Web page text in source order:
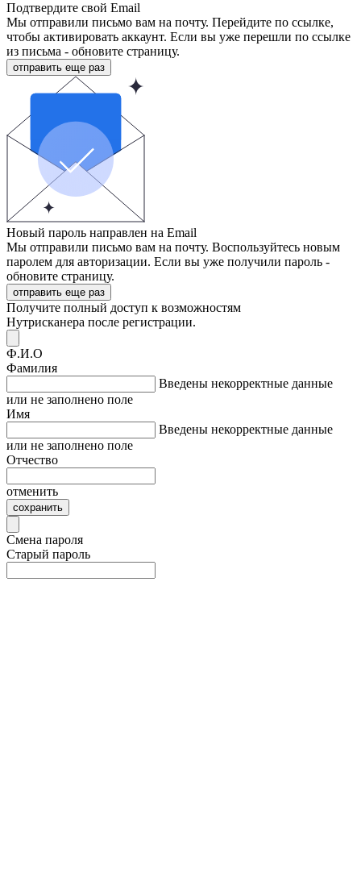
Подтвердите свой Email
Мы отправили письмо вам на почту. Перейдите по ссылке,
чтобы активировать аккаунт. Если вы уже перешли по ссылке
из письма - обновите страницу.
отправить еще раз
Новый пароль направлен на Email
Мы отправили письмо вам на почту. Воспользуйтесь новым
паролем для авторизации. Если вы уже получили пароль -
обновите страницу.
отправить еще раз
Получите полный доступ к возможностям
Нутрисканера после регистрации.
Ф.И.О
Фамилия
Введены некорректные данные
или не заполнено поле
Имя
Введены некорректные данные
или не заполнено поле
Отчество
отменить
сохранить
Смена пароля
Старый пароль